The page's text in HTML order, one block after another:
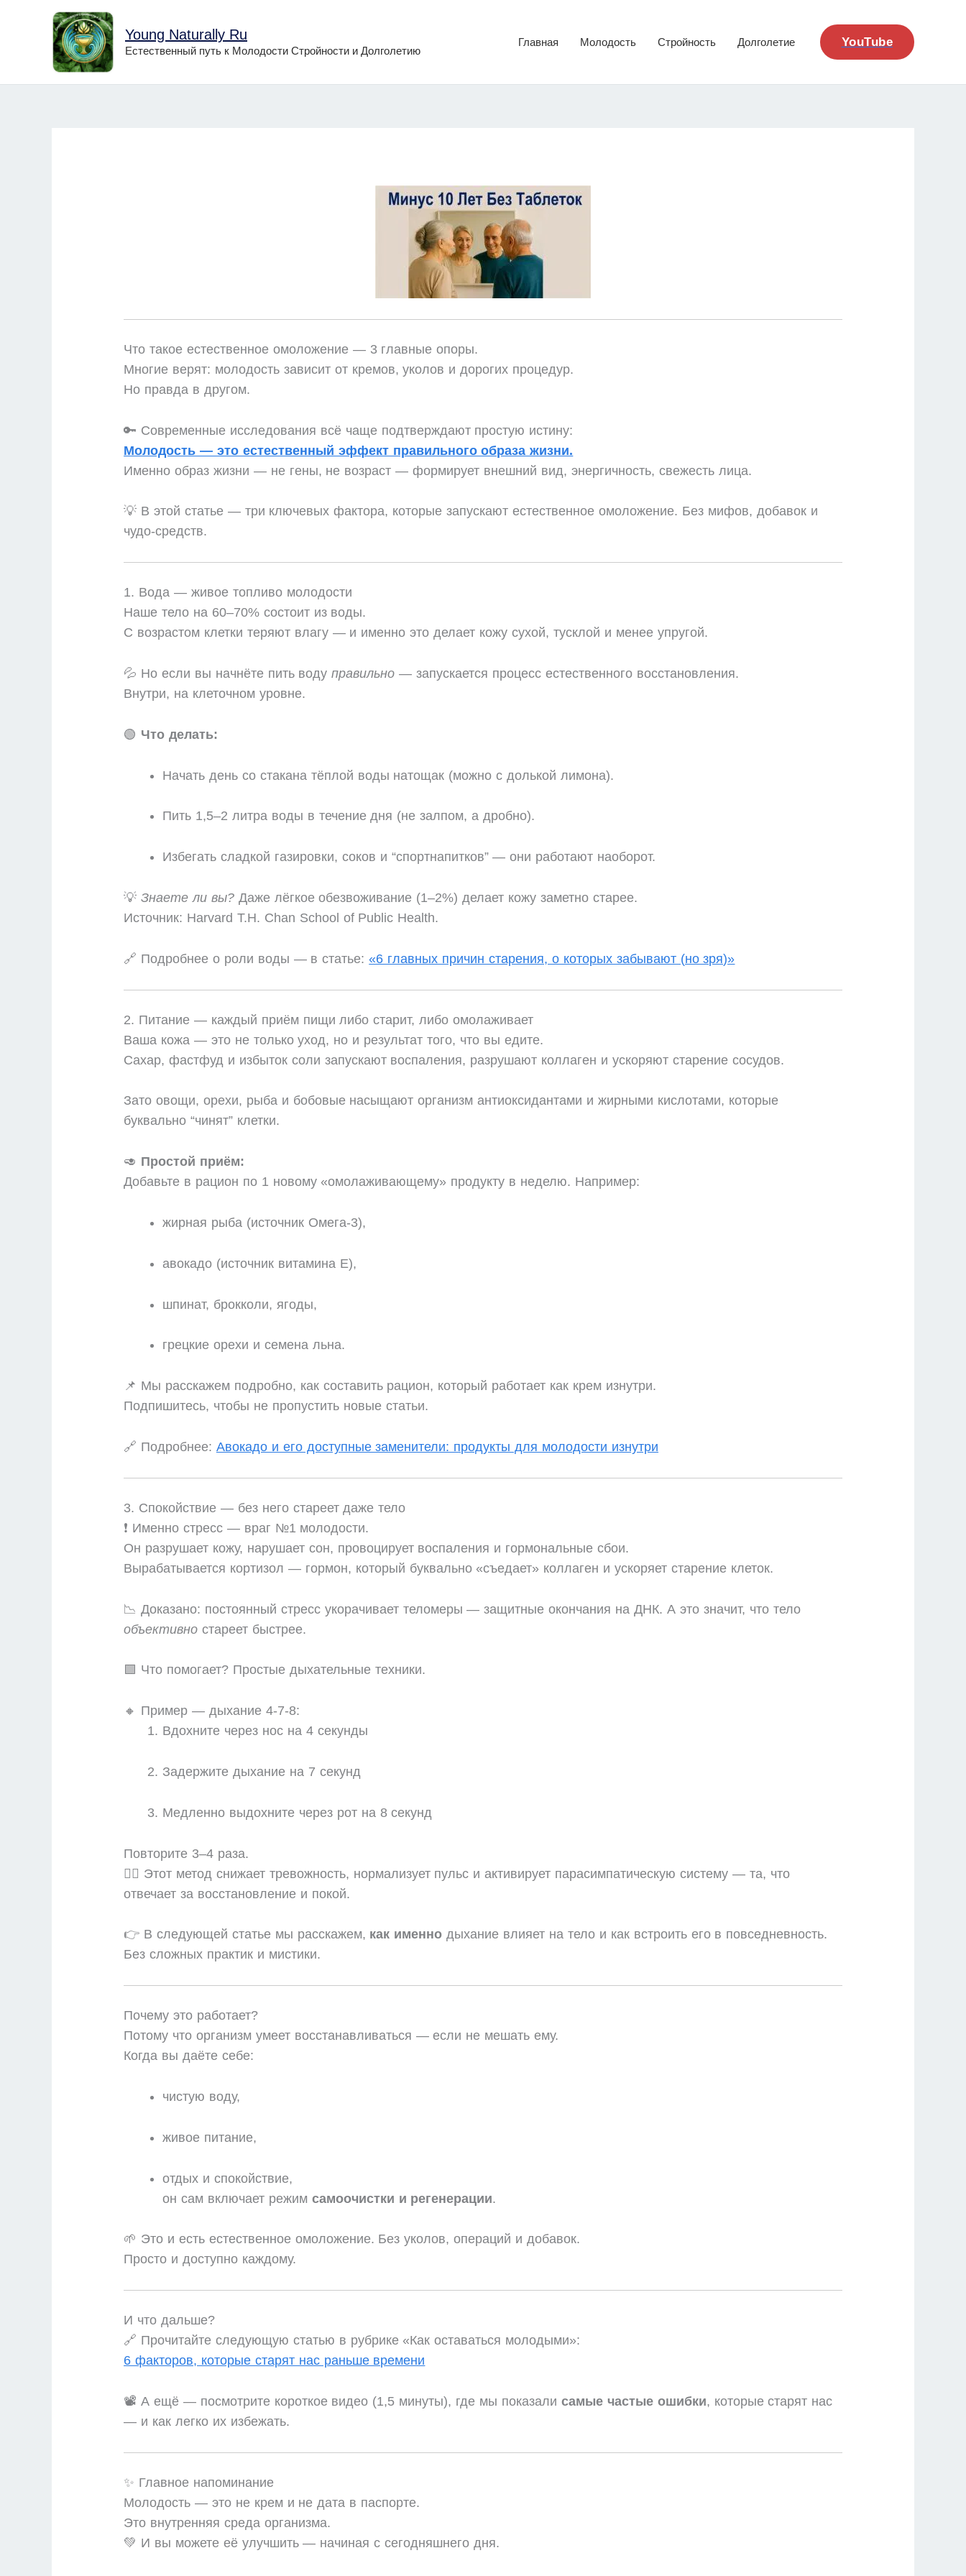
содержимому
Young Naturally Ru
Естественный путь к Молодости Стройности и Долголетию
Главная Молодость Стройность Долголетие YouTube
Что такое естественное омоложение — 3 главные опоры.
Многие верят: молодость зависит от кремов, уколов и дорогих процедур.
Но правда в другом.
🔑 Современные исследования всё чаще подтверждают простую истину:
Молодость — это естественный эффект правильного образа жизни.
Именно образ жизни — не гены, не возраст — формирует внешний вид, энергичность, свежесть лица.
💡 В этой статье — три ключевых фактора, которые запускают естественное омоложение. Без мифов, добавок и
чудо-средств.
1. Вода — живое топливо молодости
Наше тело на 60–70% состоит из воды.
С возрастом клетки теряют влагу — и именно это делает кожу сухой, тусклой и менее упругой.
💦 Но если вы начнёте пить водуправильно — запускается процесс естественного восстановления.
Внутри, на клеточном уровне.
🟢 Что делать:
Начать день со стакана тёплой воды натощак (можно с долькой лимона).
Пить 1,5–2 литра воды в течение дня (не залпом, а дробно).
Избегать сладкой газировки, соков и “спортнапитков” — они работают наоборот.
💡 Знаете ли вы?Даже лёгкое обезвоживание (1–2%) делает кожу заметно старее.
Источник: Harvard T.H. Chan School of Public Health.
🔗 Подробнее о роли воды — в статье:«6 главных причин старения, о которых забывают (но зря)»
2. Питание — каждый приём пищи либо старит, либо омолаживает
Ваша кожа — это не только уход, но и результат того, что вы едите.
Сахар, фастфуд и избыток соли запускают воспаления, разрушают коллаген и ускоряют старение сосудов.
Зато овощи, орехи, рыба и бобовые насыщают организм антиоксидантами и жирными кислотами, которые
буквально “чинят” клетки.
🥑 Простой приём:
Добавьте в рацион по 1 новому «омолаживающему» продукту в неделю. Например:
жирная рыба (источник Омега-3),
авокадо (источник витамина Е),
шпинат, брокколи, ягоды,
грецкие орехи и семена льна.
📌 Мы расскажем подробно, как составить рацион, который работает как крем изнутри.
Подпишитесь, чтобы не пропустить новые статьи.
🔗 Подробнее: Авокадо и его доступные заменители: продукты для молодости изнутри
3. Спокойствие — без него стареет даже тело
❗ Именно стресс — враг №1 молодости.
Он разрушает кожу, нарушает сон, провоцирует воспаления и гормональные сбои.
Вырабатывается кортизол — гормон, который буквально «съедает» коллаген и ускоряет старение клеток.
📉 Доказано: постоянный стресс укорачивает теломеры — защитные окончания на ДНК. А это значит, что тело
объективно стареет быстрее.
🟩 Что помогает? Простые дыхательные техники.
🔸 Пример — дыхание 4-7-8:
Вдохните через нос на 4 секунды
Задержите дыхание на 7 секунд
Медленно выдохните через рот на 8 секунд
Повторите 3–4 раза.
🧘‍♀️ Этот метод снижает тревожность, нормализует пульс и активирует парасимпатическую систему — та, что
отвечает за восстановление и покой.
👉 В следующей статье мы расскажем, как именно дыхание влияет на тело и как встроить его в повседневность.
Без сложных практик и мистики.
Почему это работает?
Потому что организм умеет восстанавливаться — если не мешать ему.
Когда вы даёте себе:
чистую воду,
живое питание,
отдых и спокойствие,
он сам включает режим самоочистки и регенерации.
🌱 Это и есть естественное омоложение. Без уколов, операций и добавок.
Просто и доступно каждому.
И что дальше?
🔗 Прочитайте следующую статью в рубрике «Как оставаться молодыми»:
6 факторов, которые старят нас раньше времени
📽️ А ещё — посмотрите короткое видео (1,5 минуты), где мы показали самые частые ошибки, которые старят нас
— и как легко их избежать.
✨ Главное напоминание
Молодость — это не крем и не дата в паспорте.
Это внутренняя среда организма.
💚 И вы можете её улучшить — начиная с сегодняшнего дня.